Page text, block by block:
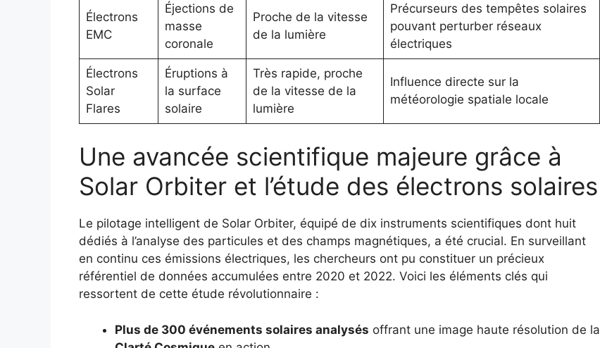
Électrons
EMC
Éjections de
masse
coronale
Proche de la vitesse
de la lumière
Précurseurs des tempêtes solaires
pouvant perturber réseaux
électriques
Électrons
Solar
Flares
Éruptions à
la surface
solaire
Très rapide, proche
de la vitesse de la
lumière
Influence directe sur la
météorologie spatiale locale
Une avancée scientifique majeure grâce à
Solar Orbiter et l’étude des électrons solaires
Le pilotage intelligent de Solar Orbiter, équipé de dix instruments scientifiques dont huit
dédiés à l’analyse des particules et des champs magnétiques, a été crucial. En surveillant
en continu ces émissions électriques, les chercheurs ont pu constituer un précieux
référentiel de données accumulées entre 2020 et 2022. Voici les éléments clés qui
ressortent de cette étude révolutionnaire :
Plus de 300 événements solaires analysés offrant une image haute résolution de la